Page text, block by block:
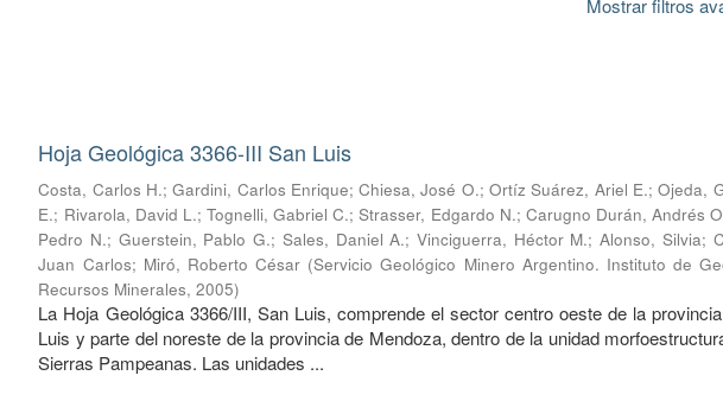
Mostrar filtros
Hoja Geológica 3366-III San Luis
Costa, Carlos H.;Gardini, Carlos Enrique;Chiesa, José O.;Ortíz Suárez, Ariel E.;Ojeda,
E.; Rivarola, David L.; Tognelli, Gabriel C.;Strasser, Edgardo N.; Carugno Durán, Andrés
Pedro N.; Guerstein, Pablo G.; Sales, Daniel A.; Vinciguerra, Héctor M.;Alonso, Silvia;
Juan Carlos; Miró, Roberto César (Servicio Geológico Minero Argentino. Instituto de
Recursos Minerales,2005)
La Hoja Geológica 3366/III, San Luis, comprende el sector centro oeste de la
Luis y parte del noreste de la provincia de Mendoza, dentro de la unidad
Sierras Pampeanas. Las unidades ...